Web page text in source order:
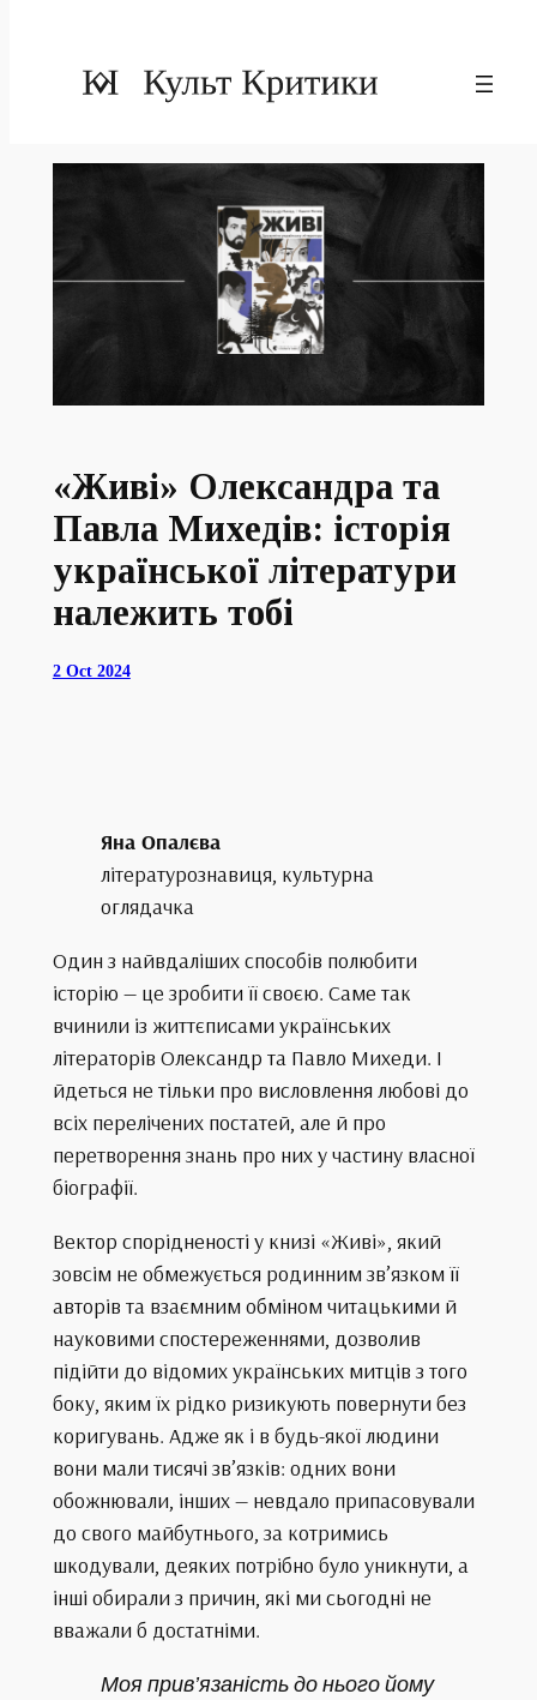
«Живі» Олександра та
Павла Михедів: історія
української літератури
належить тобі
2 Oct 2024
Яна Опалєва
літературознавиця, культурна
оглядачка
Один з найвдаліших способів полюбити
історію — це зробити її своєю. Саме так
вчинили із життєписами українських
літераторів Олександр та Павло Михеди. І
йдеться не тільки про висловлення любові до
всіх перелічених постатей, але й про
перетворення знань про них у частину власної
біографії.
Вектор спорідненості у книзі «Живі», який
зовсім не обмежується родинним зв’язком її
авторів та взаємним обміном читацькими й
науковими спостереженнями, дозволив
підійти до відомих українських митців з того
боку, яким їх рідко ризикують повернути без
коригувань. Адже як і в будь-якої людини
вони мали тисячі зв’язків: одних вони
обожнювали, інших — невдало припасовували
до свого майбутнього, за котримись
шкодували, деяких потрібно було уникнути, а
інші обирали з причин, які ми сьогодні не
вважали б достатніми.
Моя прив’язаність до нього йому